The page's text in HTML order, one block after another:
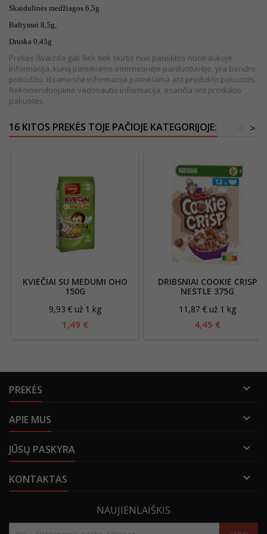
Skaidulinės medžiagos 6,5g
Baltymai 8,5g,
Druska 0,45g
Prekės išvaizda gali šiek tiek skirtis nuo pateiktos nuotraukoje.
Informacija, kurią pateikiame internetinėje parduotuvėje, yra bendro
pobūdžio. Išsamesnė informacija pateikiama ant produkto pakuotės.
Rekomenduojame vadovautis informacija, esančia ant produkto
pakuotės.
16 KITOS PREKĖS TOJE PAČIOJE KATEGORIJOJE: >
KVIEČIAI SU MEDUMI OHO
150G
9,93 € už 1 kg
1,49 €
DRIBSNIAI COOKIE CRISP
NESTLE 375G
11,87 € už 1 kg
4,45 €
PREKĖS 
APIE MUS 
JŪSŲ PASKYRA 
KONTAKTAS 
NAUJIENLAIŠKIS